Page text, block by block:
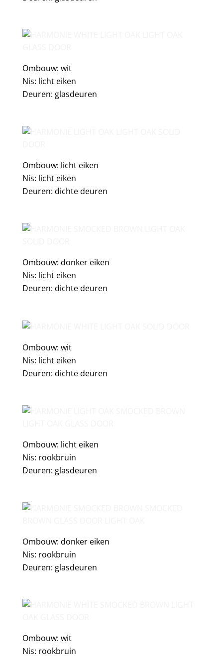
Ombouw: wit
Nis: licht eiken
Deuren: glasdeuren
Ombouw: licht eiken
Nis: licht eiken
Deuren: dichte deuren
Ombouw: donker eiken
Nis: licht eiken
Deuren: dichte deuren
Ombouw: wit
Nis: licht eiken
Deuren: dichte deuren
Ombouw: licht eiken
Nis: rookbruin
Deuren: glasdeuren
Ombouw: donker eiken
Nis: rookbruin
Deuren: glasdeuren
Ombouw: wit
Nis: rookbruin